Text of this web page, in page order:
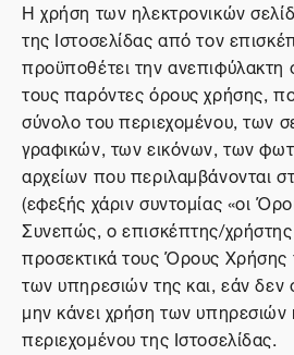
Η χρήση των ηλεκτρονικών
της Ιστοσελίδας από τον
προϋποθέτει την
τους παρόντες όρους χρήσης,
σύνολο του περιεχομένου, των
γραφικών, των εικόνων, των
αρχείων που περιλαμβάνονται
(εφεξής χάριν συντομίας «οι
Συνεπώς, ο επισκέπτης/χρήστης
προσεκτικά τους Όρους
των υπηρεσιών της και, εάν δεν
μην κάνει χρήση των υπηρεσιών
περιεχομένου της Ιστοσελίδας.